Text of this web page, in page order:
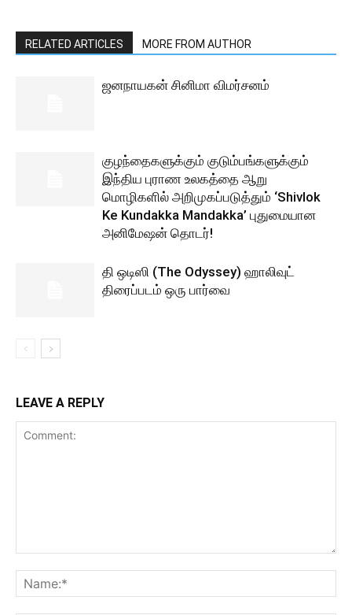
RELATED ARTICLES MORE FROM AUTHOR
ஜனநாயகன் சினிமா விமர்சனம்
குழந்தைகளுக்கும் குடும்பங்களுக்கும்
இந்திய புராண உலகத்தை ஆறு
மொழிகளில் அறிமுகப்படுத்தும் ‘Shivlok
Ke Kundakka Mandakka’ புதுமையான
அனிமேஷன் தொடர்!
தி ஒடிஸி (The Odyssey) ஹாலிவுட்
திரைப்படம் ஒரு பார்வை
LEAVE A REPLY